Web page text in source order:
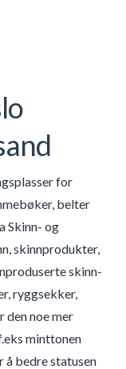
for
belter
Skinn- og
skinnprodukter,
skinn-
ryggsekker,
den noe mer
minttonen
å bedre statusen